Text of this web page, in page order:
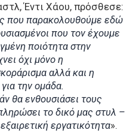
Έντι Χάου, πρόσθεσε:
που παρακολουθούμε εδώ
που τον έχουμε
ποιότητα στην
όχι μόνο η
αλλά και η
την ομάδα.
θα ενθουσιάσει τους
το δικό μας στυλ –
εργατικότητα».